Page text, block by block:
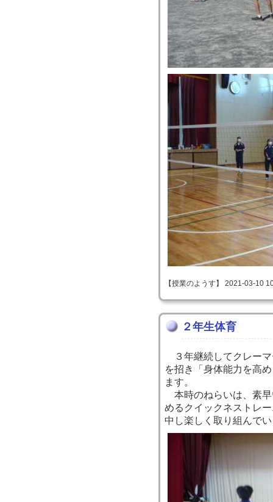
【授業のようす】 2021-03-10
２年生体育
３年継続してクレーマ
を招き「身体能力を高
ます。
本時のねらいは、素早
めるクイックネストレ
中し楽しく取り組んで